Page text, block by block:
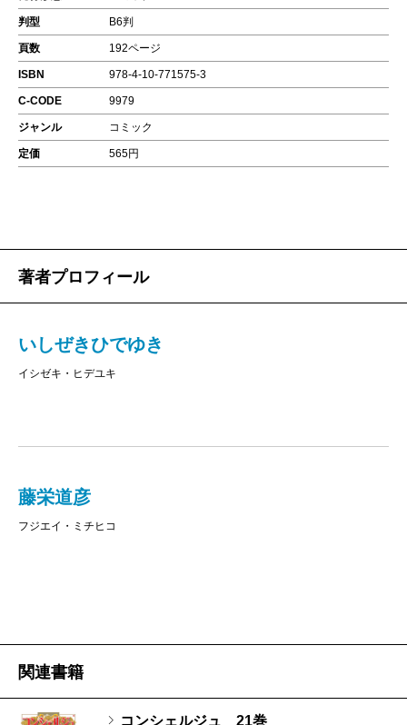
判型 B6判
頁数 192ページ
ISBN 978-4-10-771575-3
C-CODE 9979
ジャンル コミック
定価 565円
著者プロフィール
いしぜきひでゆき
イシゼキ・ヒデユキ
藤栄道彦
フジエイ・ミチヒコ
関連書籍
コンシェルジュ 21巻